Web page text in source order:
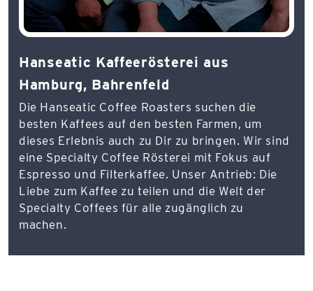
Hanseatic Kaffeerösterei aus
Hamburg, Bahrenfeld
Die Hanseatic Coffee Roasters suchen die
besten Kaffees auf den besten Farmen, um
dieses Erlebnis auch zu Dir zu bringen. Wir sind
eine Specialty Coffee Rösterei mit Fokus auf
Espresso und Filterkaffee. Unser Antrieb: Die
Liebe zum Kaffee zu teilen und die Welt der
Specialty Coffees für alle zugänglich zu
machen.